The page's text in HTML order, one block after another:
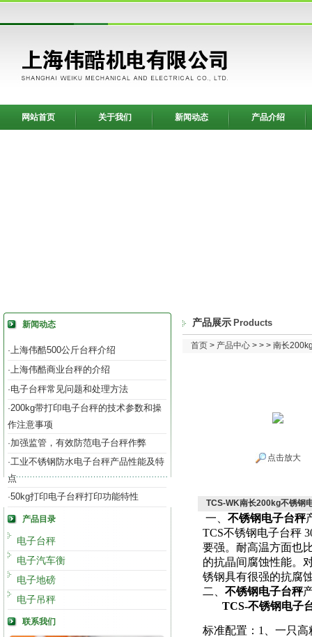
网站首页 关于我们 新闻动态 产品介绍
新闻动态
·上海伟酷500公斤台秤介绍
·上海伟酷商业台秤的介绍
·电子台秤常见问题和处理方法
·200kg带打印电子台秤的技术参数和操
作注意事项
·加强监管，有效防范电子台秤作弊
·工业不锈钢防水电子台秤产品性能及特
点
·50kg打印电子台秤打印功能特性
产品目录
电子台秤
电子汽车衡
电子地磅
电子吊秤
联系我们
产品展示 Products
首页 > 产品中心 > > > 南长
点击放大
TCS-WK南长200kg不锈钢
一、 不锈钢电子台秤
TCS不锈钢电子台秤
要强。耐高温方面也
的抗晶间腐蚀性能。
锈钢具有很强的抗腐
二、 不锈钢电子台秤
TCS-不锈钢电子
标准配置：1、一只